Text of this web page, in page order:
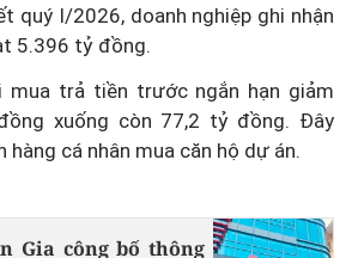
quý I/2026, doanh nghiệp ghi nhận
5.396 tỷ đồng.
mua trả tiền trước ngắn hạn giảm
xuống còn 77,2 tỷ đồng. Đây
hàng cá nhân mua căn hộ dự án.
Gia công bố thông